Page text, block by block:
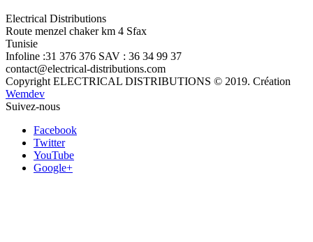
Electrical Distributions
Route menzel chaker km 4 Sfax
Tunisie
Infoline :31 376 376 SAV : 36 34 99 37
contact@electrical-distributions.com
Copyright ELECTRICAL DISTRIBUTIONS © 2019. Création
Wemdev
Suivez-nous
Facebook
Twitter
YouTube
Google+